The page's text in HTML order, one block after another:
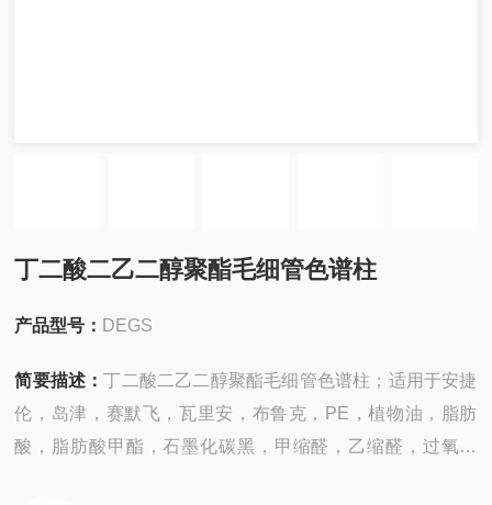
丁二酸二乙二醇聚酯毛细管色谱柱
产品型号： DEGS
简要描述：丁二酸二乙二醇聚酯毛细管色谱柱；适用于安捷
伦，岛津，赛默飞，瓦里安，布鲁克，PE，植物油，脂肪
酸，脂肪酸甲酯，石墨化碳黑，甲缩醛，乙缩醛，过氧化